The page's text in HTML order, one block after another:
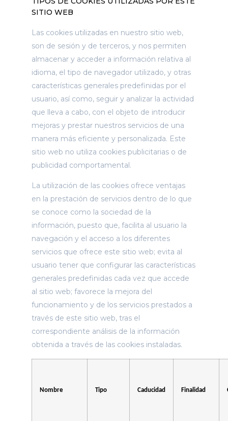
SITIO WEB
Las cookies utilizadas en nuestro sitio web,
son de sesión y de terceros, y nos permiten
almacenar y acceder a información relativa al
idioma, el tipo de navegador utilizado, y otras
características generales predefinidas por el
usuario, así como, seguir y analizar la actividad
que lleva a cabo, con el objeto de introducir
mejoras y prestar nuestros servicios de una
manera más eficiente y personalizada. Este
sitio web no utiliza cookies publicitarias o de
publicidad comportamental.
La utilización de las cookies ofrece ventajas
en la prestación de servicios dentro de lo que
se conoce como la sociedad de la
información, puesto que, facilita al usuario la
navegación y el acceso a los diferentes
servicios que ofrece este sitio web; evita al
usuario tener que configurar las características
generales predefinidas cada vez que accede
al sitio web; favorece la mejora del
funcionamiento y de los servicios prestados a
través de este sitio web, tras el
correspondiente análisis de la información
obtenida a través de las cookies instaladas.
Nombre Tipo Caducidad Finalidad